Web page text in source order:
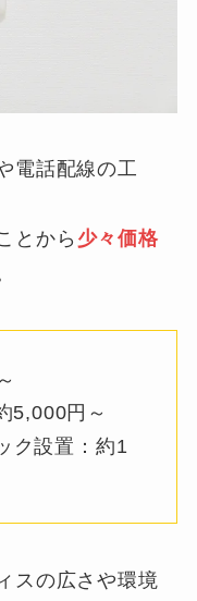
電話配線の工
とから 少々価格
5,000円～
ク設置：約1
スの広さや環境